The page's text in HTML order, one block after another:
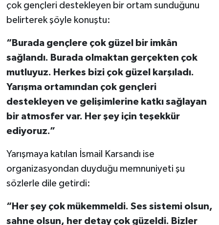
çok gençleri destekleyen bir ortam sunduğunu
belirterek şöyle konuştu:
“Burada gençlere çok güzel bir imkân
sağlandı. Burada olmaktan gerçekten çok
mutluyuz. Herkes bizi çok güzel karşıladı.
Yarışma ortamından çok gençleri
destekleyen ve gelişimlerine katkı sağlayan
bir atmosfer var. Her şey için teşekkür
ediyoruz.”
Yarışmaya katılan İsmail Karsandı ise
organizasyondan duyduğu memnuniyeti şu
sözlerle dile getirdi:
“Her şey çok mükemmeldi. Ses sistemi olsun,
sahne olsun, her detay çok güzeldi. Bizler